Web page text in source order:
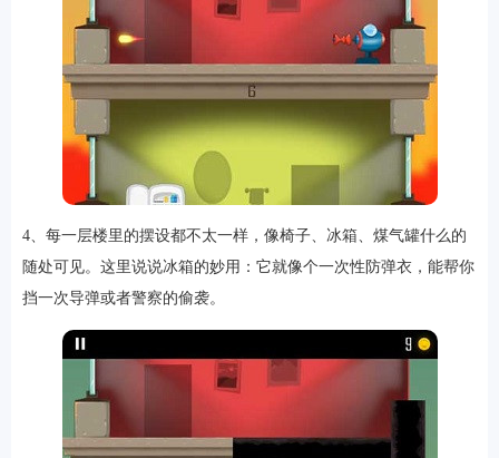
4、每一层楼里的摆设都不太一样，像椅子、冰箱、煤气罐什么的
随处可见。这里说说冰箱的妙用：它就像个一次性防弹衣，能帮你
挡一次导弹或者警察的偷袭。